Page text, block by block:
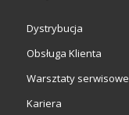
Dystrybucja
Obsługa Klienta
Warsztaty serwisowe
Kariera